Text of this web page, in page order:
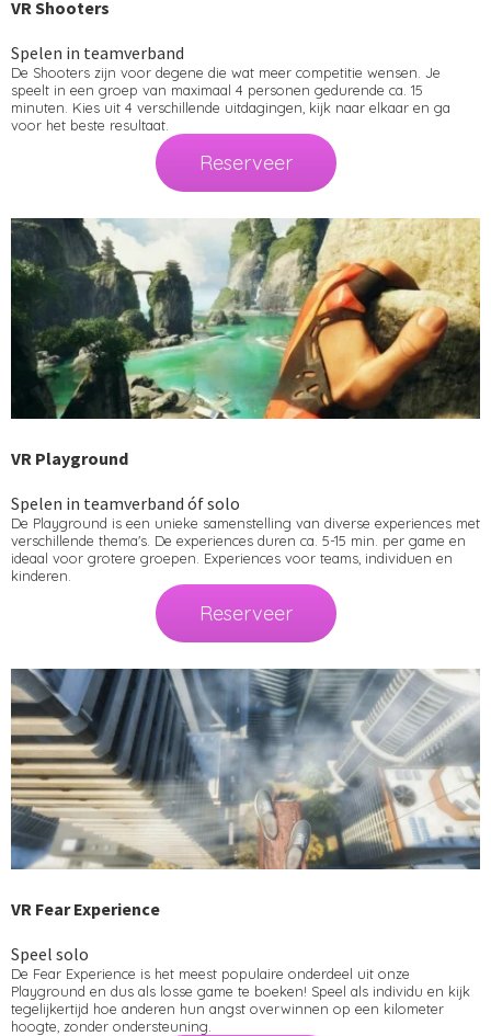
VR Shooters
Spelen in teamverband
De Shooters zijn voor degene die wat meer competitie wensen. Je
speelt in een groep van maximaal 4 personen gedurende ca. 15
minuten. Kies uit 4 verschillende uitdagingen, kijk naar elkaar en ga
voor het beste resultaat.
Reserveer
VR Playground
Spelen in teamverband óf solo
De Playground is een unieke samenstelling van diverse experiences met
verschillende thema's. De experiences duren ca. 5-15 min. per game en
ideaal voor grotere groepen. Experiences voor teams, individuen en
kinderen.
Reserveer
VR Fear Experience
Speel solo
De Fear Experience is het meest populaire onderdeel uit onze
Playground en dus als losse game te boeken! Speel als individu en kijk
tegelijkertijd hoe anderen hun angst overwinnen op een kilometer
hoogte, zonder ondersteuning.